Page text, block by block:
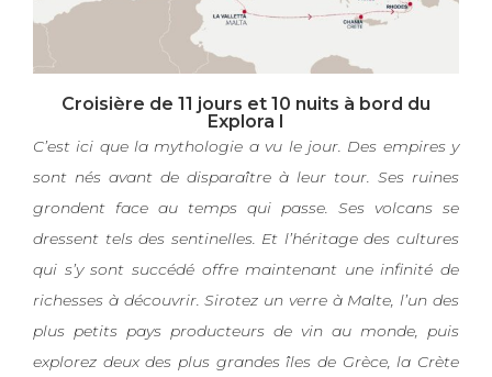
Croisière de 11 jours et 10 nuits à bord du
Explora I
C’est ici que la mythologie a vu le jour. Des empires y
sont nés avant de disparaître à leur tour. Ses ruines
grondent face au temps qui passe. Ses volcans se
dressent tels des sentinelles. Et l’héritage des cultures
qui s’y sont succédé offre maintenant une infinité de
richesses à découvrir. Sirotez un verre à Malte, l’un des
plus petits pays producteurs de vin au monde, puis
explorez deux des plus grandes îles de Grèce, la Crète